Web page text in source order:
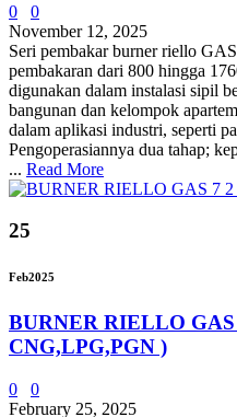
0
0
November 12, 2025
Seri pembakar burner riello
pembakaran dari 800 hingga
digunakan dalam instalasi sipil
bangunan dan kelompok
dalam aplikasi industri, seperti
Pengoperasiannya dua tahap;
... Read More
25
Feb2025
BURNER RIELLO
CNG,LPG,PGN )
0
0
February 25, 2025